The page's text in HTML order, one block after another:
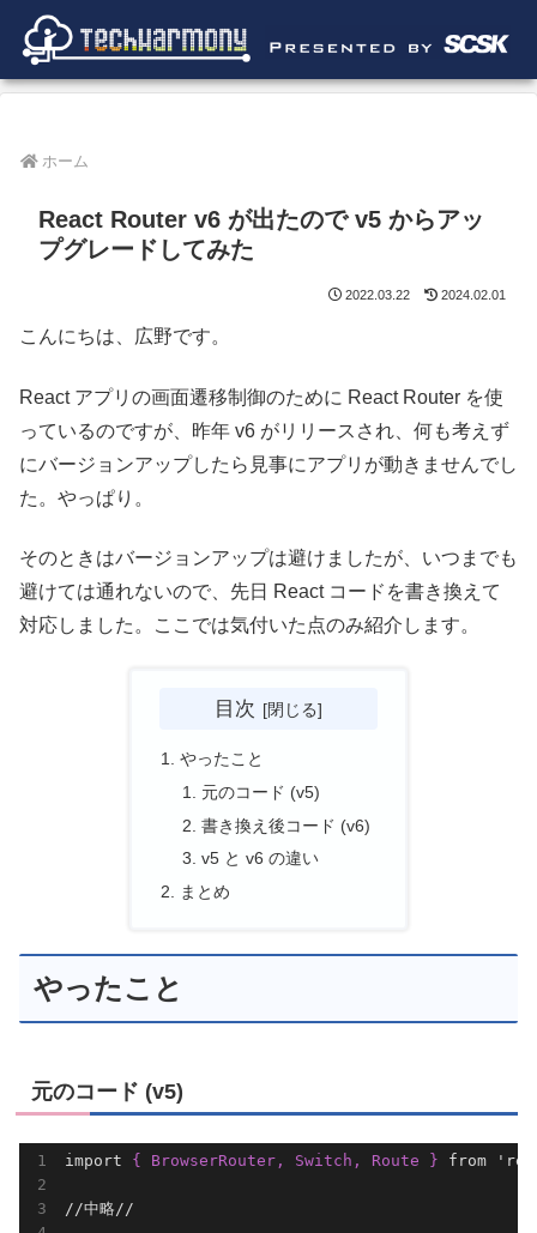
ホーム
React Router v6 が出たので v5 からアッ
プグレードしてみた
2022.03.22 2024.02.01
こんにちは、広野です。
React アプリの画面遷移制御のために React Router を使
っているのですが、昨年 v6 がリリースされ、何も考えず
にバージョンアップしたら見事にアプリが動きませんでし
た。やっぱり。
そのときはバージョンアップは避けましたが、いつまでも
避けては通れないので、先日 React コードを書き換えて
対応しました。ここでは気付いた点のみ紹介します。
目次
やったこと
元のコード (v5)
書き換え後コード (v6)
v5 と v6 の違い
まとめ
やったこと
元のコード (v5)
import { BrowserRouter, Switch, Route } from
//中略//